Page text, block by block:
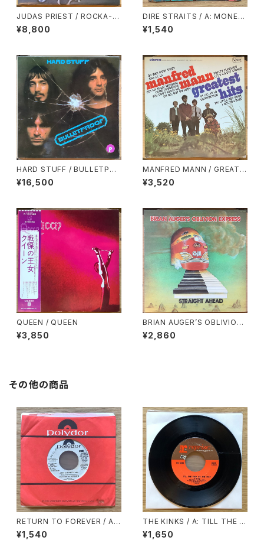
JUDAS PRIEST / ROCKA-R
OLLA
¥8,800
DIRE STRAITS / A: MONEY
FOR NOTHING / B: LOVE O
VER GOLD (LIVE)
¥1,540
HARD STUFF / BULLETPRO
OF
¥16,500
MANFRED MANN / GREATE
ST HITS
¥3,520
QUEEN / QUEEN
¥3,850
BRIAN AUGER’S OBLIVION
EXPRESS / STRAIGHT AHE
AD
¥2,860
その他の商品
RETURN TO FOREVER / A:
JUNGLE WATERFALL (STER
EO) / B: JUNGLE WATERFA
¥1,540
THE KINKS / A: TILL THE E
ND OF THE DAY / B: WHER
E HAVE ALL THE GOOD TI
¥1,650